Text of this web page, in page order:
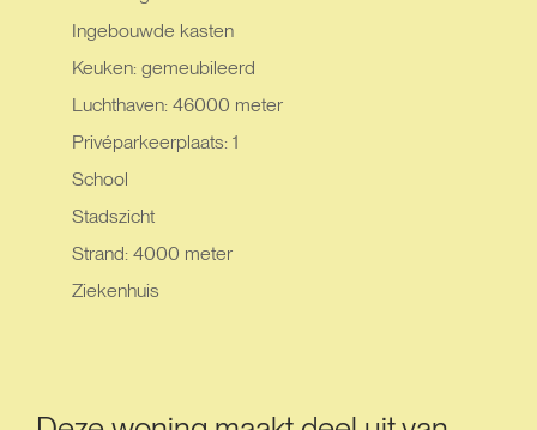
Ingebouwde kasten
Keuken: gemeubileerd
Luchthaven: 46000 meter
Privéparkeerplaats: 1
School
Stadszicht
Strand: 4000 meter
Ziekenhuis